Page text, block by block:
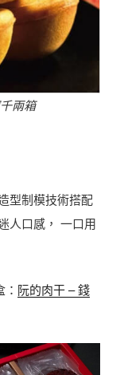
兩箱
型制模技術搭配
人口感， 一口用
阮的肉干 – 錢